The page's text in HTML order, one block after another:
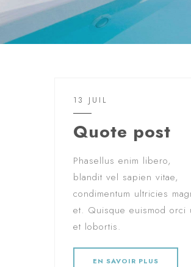
13 JUIL
Quote post
Phasellus enim libero,
blandit vel sapien vitae,
condimentum ultricies
et. Quisque euismod orci
et lobortis.
EN SAVOIR PLUS